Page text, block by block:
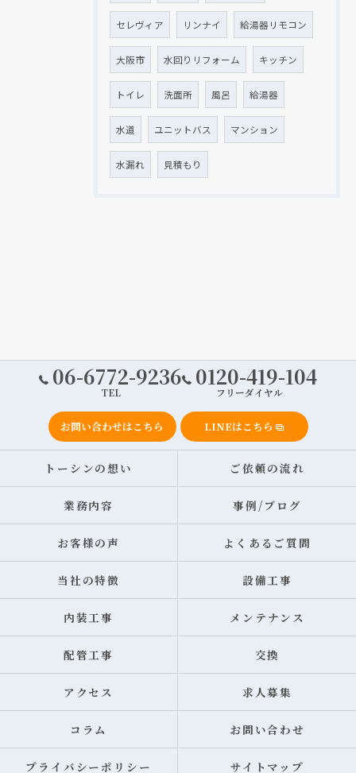
セレヴィア リンナイ 給湯器リモコン
大阪市 水回りリフォーム キッチン
トイレ 洗面所 風呂 給湯器
水道 ユニットバス マンション
水漏れ 見積もり
06-6772-9236
TEL
0120-419-104
フリーダイヤル
お問い合わせはこちら LINEはこちら
トーシンの想い ご依頼の流れ
業務内容 事例/ブログ
お客様の声 よくあるご質問
当社の特徴 設備工事
内装工事 メンテナンス
配管工事 交換
アクセス 求人募集
コラム お問い合わせ
プライバシーポリシー サイトマップ